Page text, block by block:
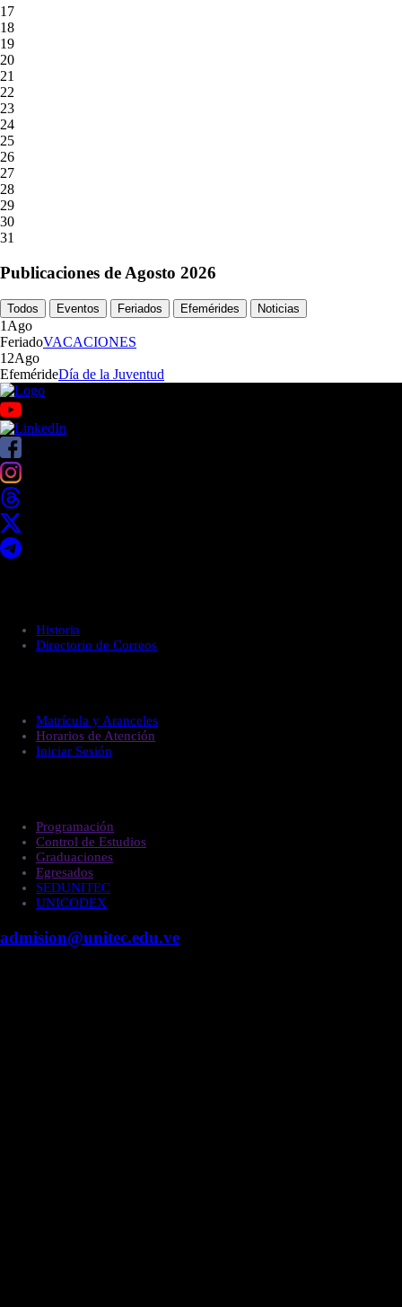
17
18
19
20
21
22
23
24
25
26
27
28
29
30
31
Publicaciones de Agosto 2026
Todos Eventos Feriados Efemérides Noticias
1Ago
FeriadoVACACIONES
12Ago
EfemérideDía de la Juventud
Historia
Directorio de Correos
Matrícula y Aranceles
Horarios de Atención
Iniciar Sesión
Programación
Control de Estudios
Graduaciones
Egresados
SEDUNITEC
UNICODEX
admision@unitec.edu.ve